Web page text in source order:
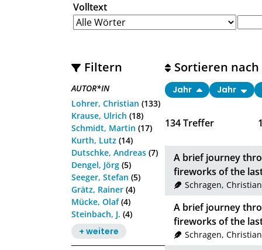
Volltext
Filtern
AUTOR*IN
Lohrer, Christian (133)
Krause, Ulrich (18)
Schmidt, Martin (17)
Kurth, Lutz (14)
Dutschke, Andreas (7)
Dengel, Jörg (5)
Seeger, Stefan (5)
Grätz, Rainer (4)
Mücke, Olaf(4)
Steinbach, J. (4)
+ weitere
134Treffer
Sortieren nach
Jahr Jahr
A brief journey
fireworks of the
Schragen, Christian
A brief journey
fireworks of the
Schragen, Christian